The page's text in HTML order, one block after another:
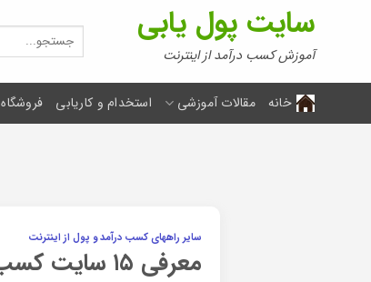
سایت پول یابی
آموزش کسب درآمد از اینترنت
جستجو
برای:
خانه مقالات آموزشی استخدام و کاریابی فروشگاه
سایر راههای کسب درآمد و پول از اینترنت
معرفی ۱۵ سایت کسب درآمد رایگان ایرانی